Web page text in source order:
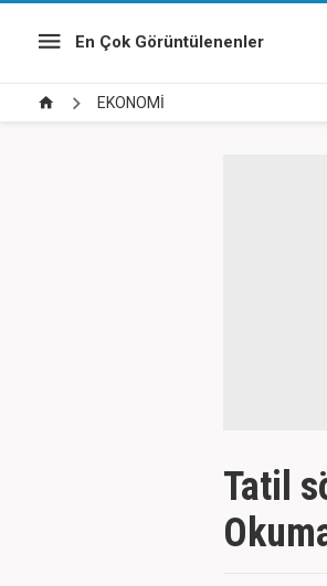
En Çok Görüntülenenler
EKONOMİ
Tatil